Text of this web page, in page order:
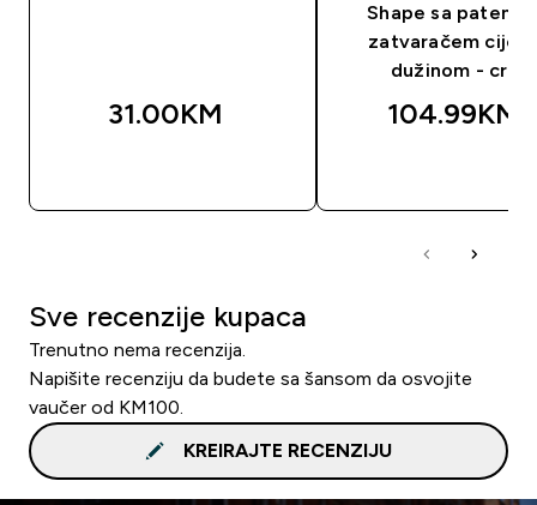
31.00KM‎
Shape sa
zatvaračem
dužinom - crna
104.99KM‎
Sve recenzije kupaca
Trenutno nema recenzija.
Napišite recenziju da budete sa šansom da osvojite
vaučer od KM100.
KREIRAJTE RECENZIJU